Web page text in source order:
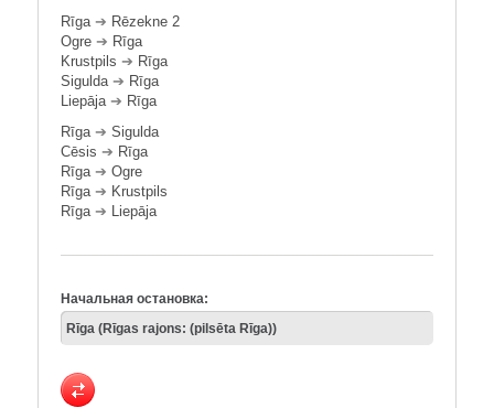
Rīga➔ Rēzekne 2
Ogre ➔ Rīga
Krustpils ➔ Rīga
Sigulda➔ Rīga
Liepāja➔ Rīga
Rīga➔ Sigulda
Cēsis ➔ Rīga
Rīga➔ Ogre
Rīga➔ Krustpils
Rīga➔ Liepāja
Начальная остановка: